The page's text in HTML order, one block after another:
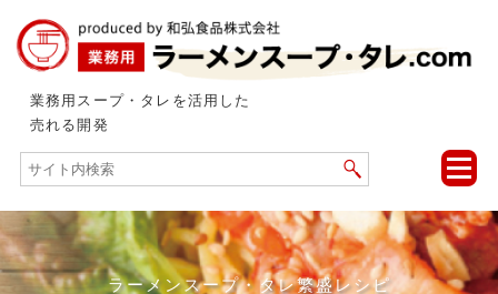
業務用スープ・タレを活用した
売れる開発
toggle
ラーメンスープ・タレ繁盛レシピ